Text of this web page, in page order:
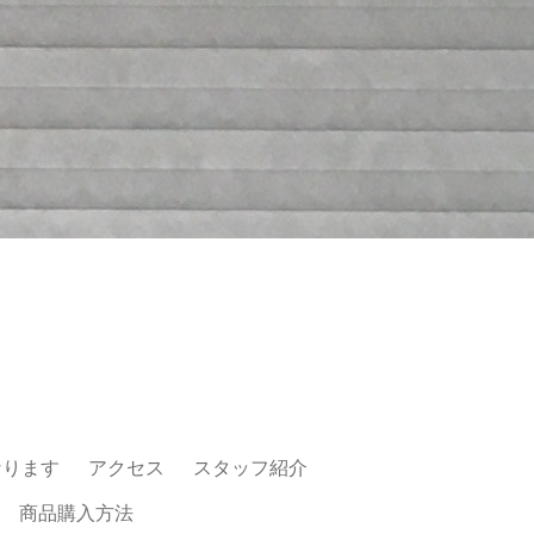
ます アクセス スタッフ紹介
商品購入方法